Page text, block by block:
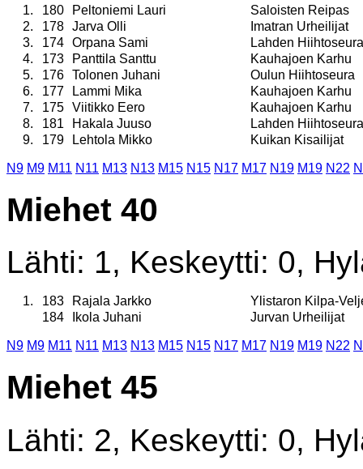
1. 180 Peltoniemi Lauri
Saloisten Reipas
2.
178 Jarva Olli
Imatran Urheilijat
3.
174 Orpana Sami
Lahden Hiihtoseura
4.
173 Panttila Santtu
Kauhajoen Karhu
5.
176 Tolonen Juhani
Oulun Hiihtoseura
6.
177 Lammi Mika
Kauhajoen Karhu
7.
175 Viitikko Eero
Kauhajoen Karhu
8.
181 Hakala Juuso
Lahden Hiihtoseura
9.
179 Lehtola Mikko Kuikan Kisailijat
N9 M9 M11 N11 M13 N13 M15 N15 N17 M17 N19 M19 N22 N
Miehet 40
Lähti: 1, Keskeytti: 0,
1. 183 Rajala Jarkko
Ylistaron Kilpa-
184
Ikola Juhani Jurvan Urheilijat
N9 M9 M11 N11 M13 N13 M15 N15 N17 M17 N19 M19 N22 N
Miehet 45
Lähti: 2, Keskeytti: 0,